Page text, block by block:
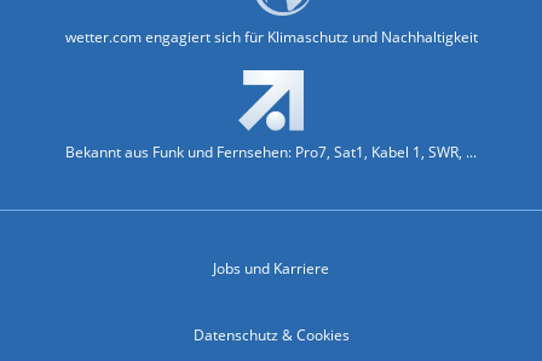
wetter.com engagiert sich für Klimaschutz und Nachhaltigkeit
Bekannt aus Funk und Fernsehen: Pro7, Sat1, Kabel 1, SWR, ...
Jobs und Karriere
Datenschutz & Cookies